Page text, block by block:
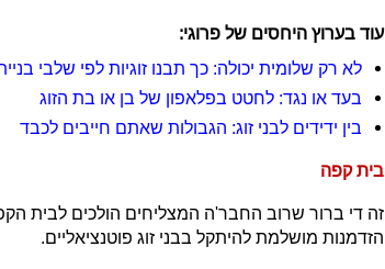
עוד בערוץ היחסים של פרוגי:
לא רק שלומית יכולה: כך תבנו זוגיות לפי שלבי
בעד או נגד: לחטט בפלאפון של בן או בת הזוג
בין ידידים לבני זוג: הגבולות שאתם חייבים לכבד
בית קפה
זה די ברור שרוב החבר'ה המצליחים הולכים לבית
הזדמנות מושלמת להיתקל בבני זוג פוטנציאליים.